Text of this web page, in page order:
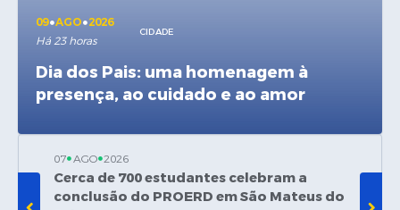
Telefones Prefeitura Municipal
09 AGO 2026
Há 23 horas
CIDADE
Dia dos Pais: uma homenagem à
presença, ao cuidado e ao amor
07 AGO 2026
Cerca de 700 estudantes celebram a
conclusão do PROERD em São Mateus do